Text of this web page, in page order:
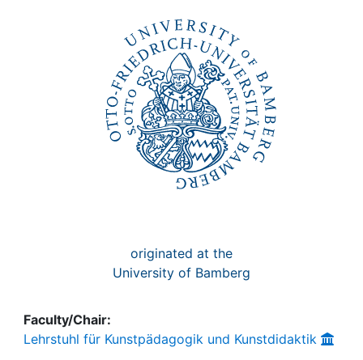
originated at the
University of Bamberg
Faculty/Chair:
Lehrstuhl für Kunstpädagogik und Kunstdidaktik